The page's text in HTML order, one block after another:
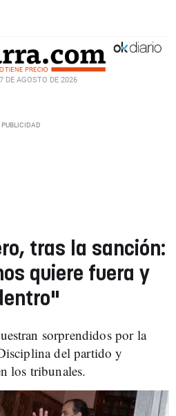
DE AGOSTO DE 2026
tras la sanción:
quiere fuera y
sorprendidos por la
del partido y
los tribunales.